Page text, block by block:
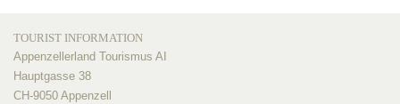
TOURIST INFORMATION
Appenzellerland Tourismus AI
Hauptgasse 38
CH-9050 Appenzell